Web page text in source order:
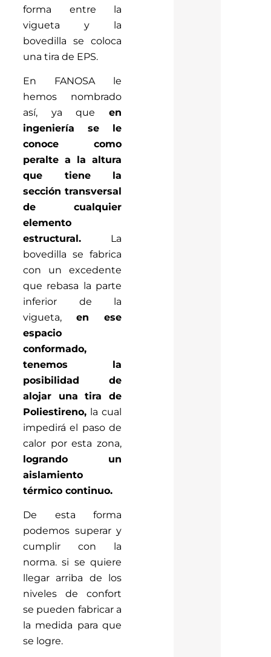
forma entre la
vigueta y la
bovedilla se coloca
una tira de EPS.
En FANOSA le
hemos nombrado
así, ya queen
ingeniería se le
conoce como
peralte a la altura
que tiene la
sección transversal
de cualquier
elemento
estructural.La
bovedilla se fabrica
con un excedente
que rebasa la parte
inferior de la
vigueta,en ese
espacio
conformado,
tenemos la
posibilidad de
alojar una tira de
Poliestireno,la cual
impedirá el paso de
calor por esta zona,
logrando un
aislamiento
térmico continuo.
De esta forma
podemos superar y
cumplir con la
norma. si se quiere
llegar arriba de los
niveles de confort
se pueden fabricar a
la medida para que
se logre.